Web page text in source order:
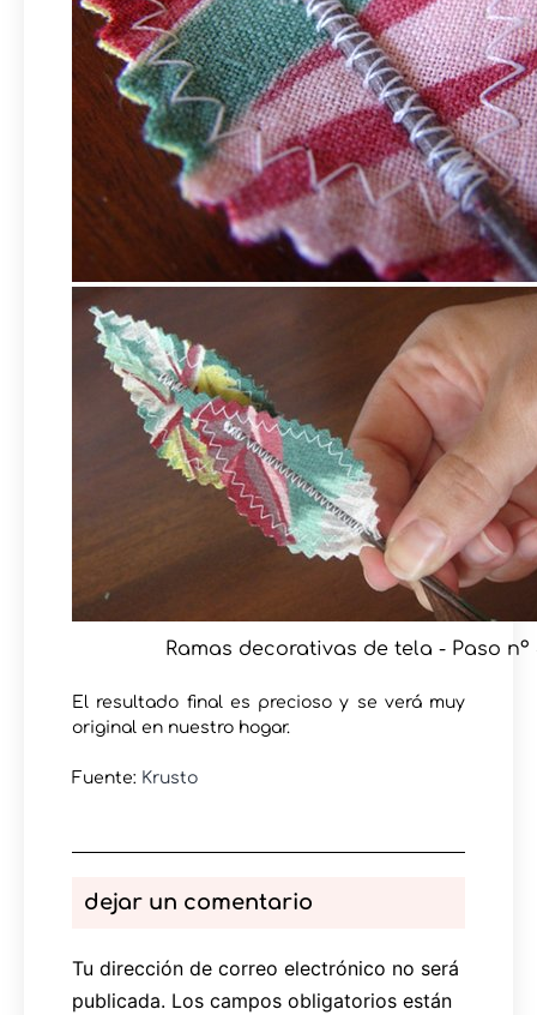
Ramas decorativas de tela - Paso nº
El resultado final es precioso y se verá muy
original en nuestro hogar.
Fuente: Krusto
dejar un comentario
Tu dirección de correo electrónico no será
publicada. Los campos obligatorios están